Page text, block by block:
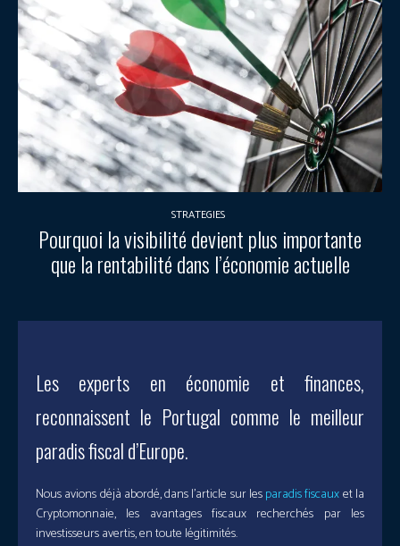
STRATEGIES
Pourquoi la visibilité devient plus importante
que la rentabilité dans l’économie actuelle
Les experts en économie et finances,
reconnaissent le Portugal comme le meilleur
paradis fiscal d’Europe.
Nous avions déjà abordé, dans l’article sur lesparadis fiscauxet la
Cryptomonnaie, les avantages fiscaux recherchés par les
investisseurs avertis, en toute légitimités.